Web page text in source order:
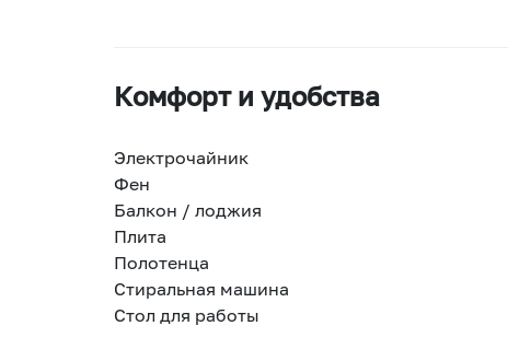
Комфорт и удобства
Электрочайник
Фен
Балкон / лоджия
Плита
Полотенца
Стиральная машина
Стол для работы